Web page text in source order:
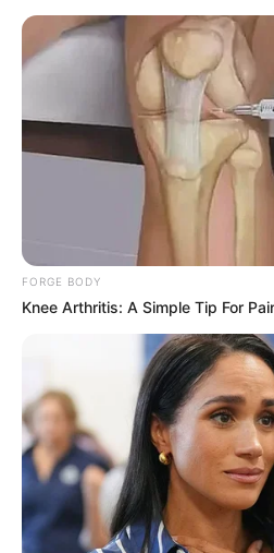
Magyarországra jön a
Aldi és a Lidl
FORGE BODY
Knee Arthritis: A Simple Tip For